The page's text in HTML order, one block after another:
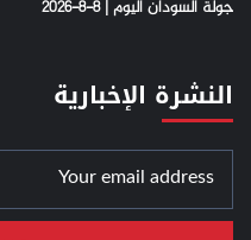
جولة السودان اليوم | 8-8-2026
النشرة الإخبارية